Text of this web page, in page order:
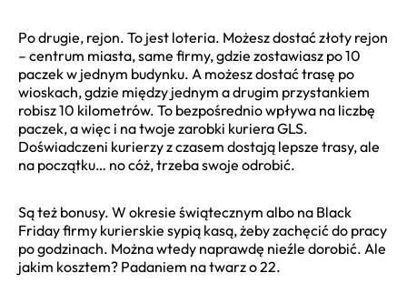
Po drugie, rejon. To jest loteria. Możesz dostać złoty rejon
– centrum miasta, same firmy, gdzie zostawiasz po 10
paczek w jednym budynku. A możesz dostać trasę po
wioskach, gdzie między jednym a drugim przystankiem
robisz 10 kilometrów. To bezpośrednio wpływa na liczbę
paczek, a więc i na twoje zarobki kuriera GLS.
Doświadczeni kurierzy z czasem dostają lepsze trasy, ale
na początku… no cóż, trzeba swoje odrobić.
Są też bonusy. W okresie świątecznym albo na Black
Friday firmy kurierskie sypią kasą, żeby zachęcić do pracy
po godzinach. Można wtedy naprawdę nieźle dorobić. Ale
jakim kosztem? Padaniem na twarz o 22.